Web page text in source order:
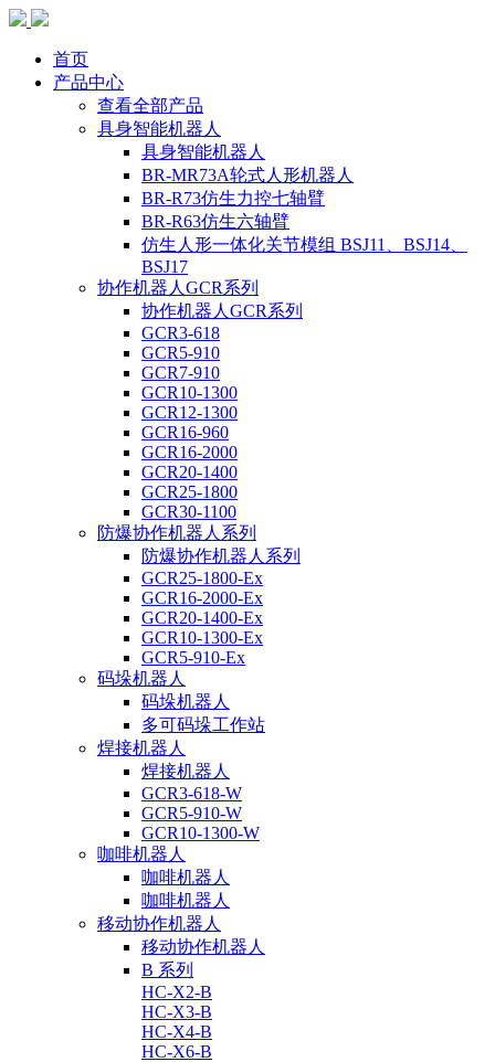
首页
产品中心
查看全部产品
具身智能机器人
具身智能机器人
BR-MR73A轮式人形机器人
BR-R73仿生力控七轴臂
BR-R63仿生六轴臂
仿生人形一体化关节模组 BSJ11、BSJ14、
BSJ17
协作机器人GCR系列
协作机器人GCR系列
GCR3-618
GCR5-910
GCR7-910
GCR10-1300
GCR12-1300
GCR16-960
GCR16-2000
GCR20-1400
GCR25-1800
GCR30-1100
防爆协作机器人系列
防爆协作机器人系列
GCR25-1800-Ex
GCR16-2000-Ex
GCR20-1400-Ex
GCR10-1300-Ex
GCR5-910-Ex
码垛机器人
码垛机器人
多可码垛工作站
焊接机器人
焊接机器人
GCR3-618-W
GCR5-910-W
GCR10-1300-W
咖啡机器人
咖啡机器人
咖啡机器人
移动协作机器人
移动协作机器人
B 系列
HC-X2-B
HC-X3-B
HC-X4-B
HC-X6-B